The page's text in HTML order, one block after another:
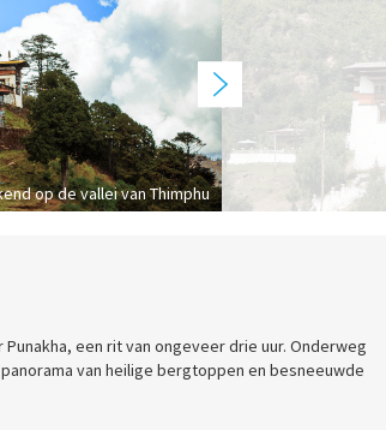
op de vallei van Thimphu
een rit van ongeveer drie uur. Onderweg
van heilige bergtoppen en besneeuwde